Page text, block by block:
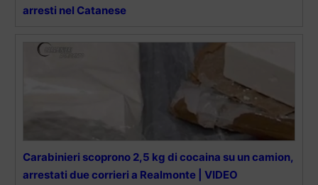
arresti nel Catanese
Carabinieri scoprono 2,5 kg di cocaina su un camion,
arrestati due corrieri a Realmonte | VIDEO